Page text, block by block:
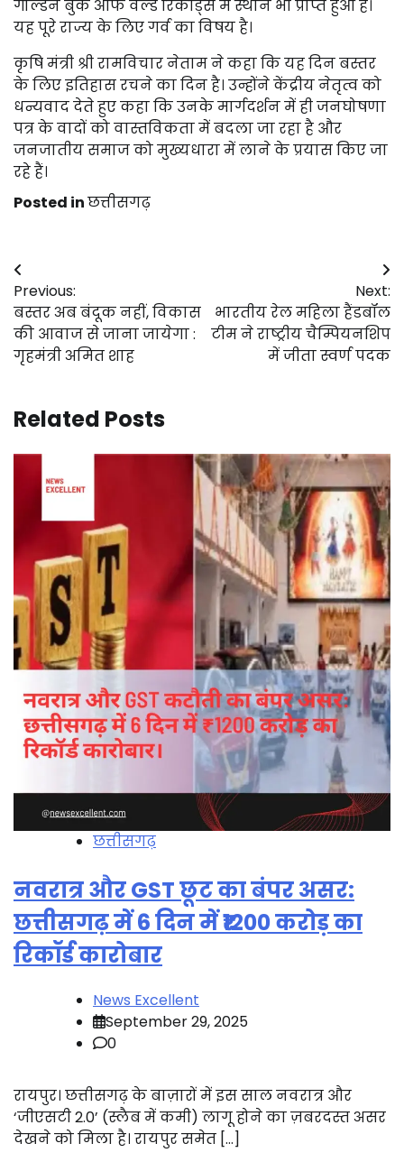
गोल्डन बुक ऑफ वर्ल्ड रिकॉर्ड्स में स्थान भी प्राप्त हुआ है।
यह पूरे राज्य के लिए गर्व का विषय है।
कृषि मंत्री श्री रामविचार नेताम ने कहा कि यह दिन बस्तर
के लिए इतिहास रचने का दिन है। उन्होंने केंद्रीय नेतृत्व को
धन्यवाद देते हुए कहा कि उनके मार्गदर्शन में ही जनघोषणा
पत्र के वादों को वास्तविकता में बदला जा रहा है और
जनजातीय समाज को मुख्यधारा में लाने के प्रयास किए जा
रहे हैं।
Posted inछत्तीसगढ़
Post
navigation
Previous:
बस्तर अब बंदूक नहीं, विकास
की आवाज से जाना जायेगा :
गृहमंत्री अमित शाह
Next:
भारतीय रेल महिला हैंडबॉल
टीम ने राष्ट्रीय चैम्पियनशिप
में जीता स्वर्ण पदक
Related Posts
छत्तीसगढ़
नवरात्र और GST छूट का बंपर असर:
छत्तीसगढ़ में 6 दिन में ₹1200 करोड़ का
रिकॉर्ड कारोबार
News Excellent
September 29, 2025
0
रायपुर। छत्तीसगढ़ के बाज़ारों में इस साल नवरात्र और
‘जीएसटी 2.0’ (स्लैब में कमी) लागू होने का ज़बरदस्त असर
देखने को मिला है। रायपुर समेत […]